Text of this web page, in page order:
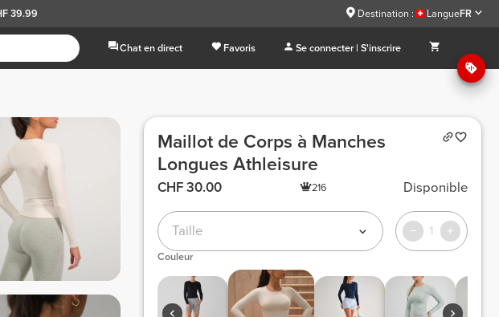
39.99 Destination : LangueFR
Chat en direct Favoris Se connecter | S'inscrire
Maillot de Corps à Manches
Longues Athleisure
CHF 30.00 216 Disponible
Taille 1
Couleur